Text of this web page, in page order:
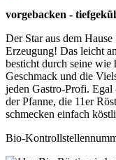
vorgebacken -
Der Star aus dem
Erzeugung! Das leicht
besticht durch seine wie
Geschmack und die
jeden Gastro-Profi.
der Pfanne, die 11er
schmecken einfach
Bio-